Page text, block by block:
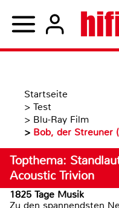
Startseite
> Test
> Blu-Ray Film
> Bob, der Streuner
Topthema:
Acoustic Trivion
1825 Tage Musik
Zu den spannendsten